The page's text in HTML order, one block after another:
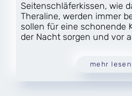
Seitenschläferkissen, wie
Theraline, werden immer
sollen für eine schonende
der Nacht sorgen und vor
mehr lesen